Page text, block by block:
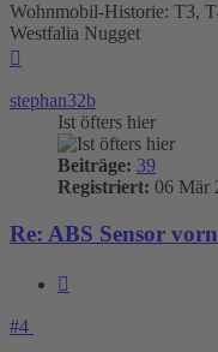
Wohnmobil-Historie: T3,
Westfalia Nugget
stephan32b
Ist öfters hier
Beiträge: 39
Registriert: 06 Mär
Re: ABS Sensor
#4